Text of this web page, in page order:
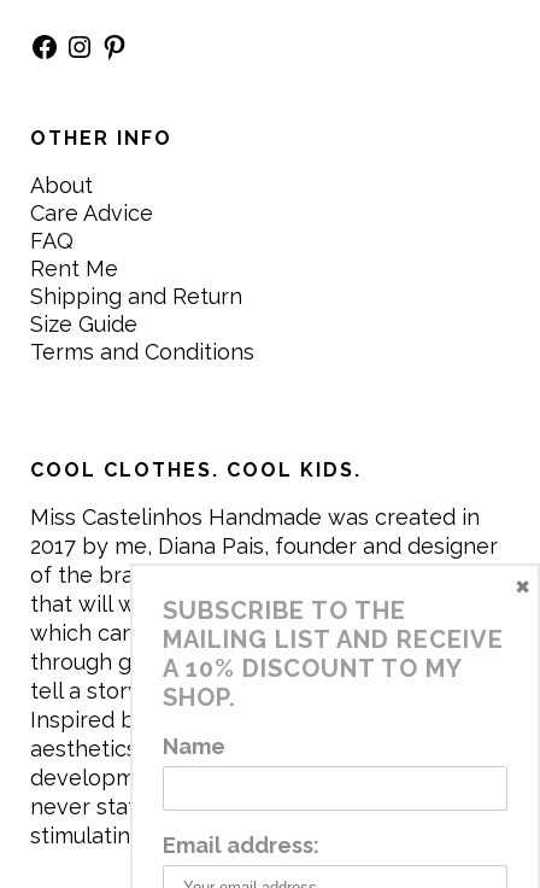
Facebook
Instagram
Pinterest
OTHER INFO
About
Care Advice
FAQ
Rent Me
Shipping and Return
Size Guide
Terms and Conditions
COOL CLOTHES. COOL KIDS.
Miss Castelinhos Handmade was created in
2017 by me, Diana Pais, founder and designer
of the brand. My mission is to create clothing
that will withstand the daily life of children,
which can be inherited and carry memories
through generations. I believe that if clothes
tell a story, it will be harder to throw it away…
Inspired by games and applying to the
aesthetics the principles of child
development, the brand has a universe that is
never static, promoting free play and
stimulating all the senses.
SUBSCRIBE TO THE
MAILING LIST AND RECEIVE
A 10% DISCOUNT TO MY
SHOP.
Name
Email address:
×